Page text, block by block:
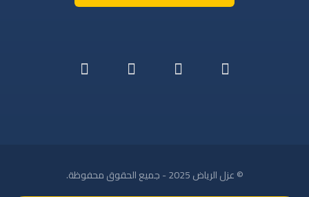
© عزل الرياض 2025 - جميع الحقوق محفوظة.